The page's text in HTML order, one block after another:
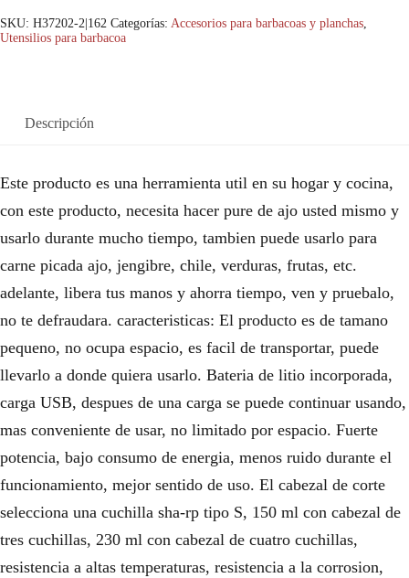
SKU: H37202-2|162 Categorías: Accesorios para barbacoas y planchas,
Utensilios para barbacoa
Descripción
Este producto es una herramienta util en su hogar y cocina,
con este producto, necesita hacer pure de ajo usted mismo y
usarlo durante mucho tiempo, tambien puede usarlo para
carne picada ajo, jengibre, chile, verduras, frutas, etc.
adelante, libera tus manos y ahorra tiempo, ven y pruebalo,
no te defraudara. caracteristicas: El producto es de tamano
pequeno, no ocupa espacio, es facil de transportar, puede
llevarlo a donde quiera usarlo. Bateria de litio incorporada,
carga USB, despues de una carga se puede continuar usando,
mas conveniente de usar, no limitado por espacio. Fuerte
potencia, bajo consumo de energia, menos ruido durante el
funcionamiento, mejor sentido de uso. El cabezal de corte
selecciona una cuchilla sha-rp tipo S, 150 ml con cabezal de
tres cuchillas, 230 ml con cabezal de cuatro cuchillas,
resistencia a altas temperaturas, resistencia a la corrosion,